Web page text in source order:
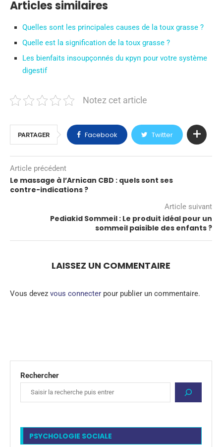
Articles similaires
Quelles sont les principales causes de la toux grasse ?
Quelle est la signification de la toux grasse ?
Les bienfaits insoupçonnés du круп pour votre système
digestif
Notez cet article
PARTAGER Facebook Twitter
Article précédent
Le massage à l’Arnican CBD : quels sont ses
contre-indications ?
Article suivant
Pediakid Sommeil : Le produit idéal pour un
sommeil paisible des enfants ?
LAISSEZ UN COMMENTAIRE
Vous devez vous connecter pour publier un commentaire.
Rechercher
PSYCHOLOGIE SOCIALE